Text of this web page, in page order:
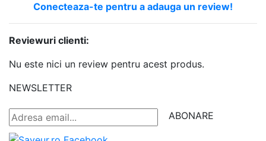
Conecteaza-te pentru a adauga un review!
Reviewuri clienti:
Nu este nici un review pentru acest produs.
NEWSLETTER
ABONARE